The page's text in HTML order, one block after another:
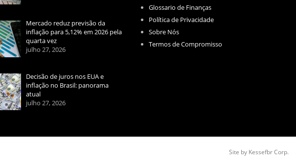
Mercado reduz previsão da
inflação para 5,12% em 2026 pela
quarta vez
julho 27, 2026
Decisão de juros nos EUA e
inflação no Brasil: panorama
atual
julho 27, 2026
Glossario de Finanças
Política de Privacidade
Sobre Nós
Termos de Compromisso
Site by Kessefbr Corp.